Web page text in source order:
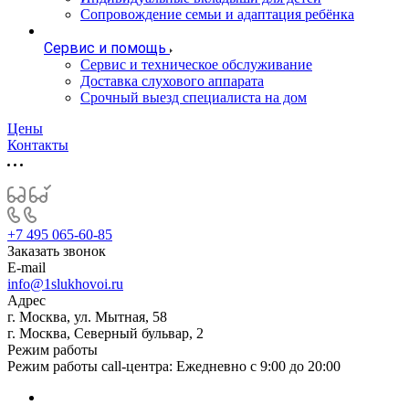
Сопровождение семьи и адаптация ребёнка
Сервис и помощь
Сервис и техническое обслуживание
Доставка слухового аппарата
Срочный выезд специалиста на дом
Цены
Контакты
+7 495 065-60-85
Заказать звонок
E-mail
info@1slukhovoi.ru
Адрес
г. Москва, ул. Мытная, 58
г. Москва, Северный бульвар, 2
Режим работы
Режим работы call-центра: Ежедневно с 9:00 до 20:00